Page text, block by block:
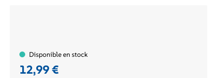
12,99€
Disponible en stock